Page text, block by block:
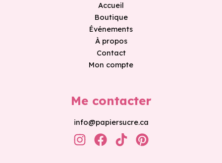
Accueil
Boutique
Événements
À propos
Contact
Mon compte
Me contacter
info@papiersucre.ca